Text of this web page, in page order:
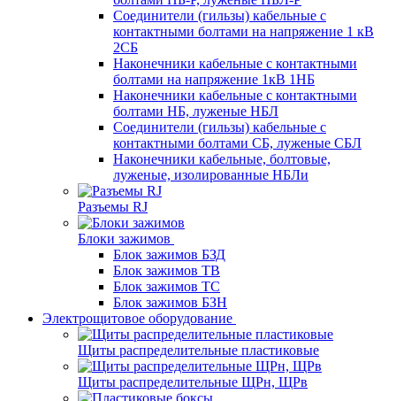
Соединители (гильзы) кабельные с
контактными болтами на напряжение 1 кВ
2СБ
Наконечники кабельные с контактными
болтами на напряжение 1кВ 1НБ
Наконечники кабельные с контактными
болтами НБ, луженые НБЛ
Соединители (гильзы) кабельные с
контактными болтами СБ, луженые СБЛ
Наконечники кабельные, болтовые,
луженые, изолированные НБЛи
Разъемы RJ
Блоки зажимов
Блок зажимов БЗД
Блок зажимов ТВ
Блок зажимов ТС
Блок зажимов БЗН
Электрощитовое оборудование
Щиты распределительные пластиковые
Щиты распределительные ЩРн, ЩРв